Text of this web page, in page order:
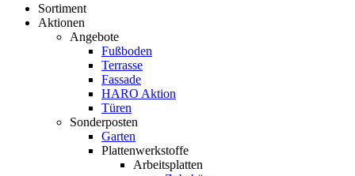
Sortiment
Aktionen
Angebote
Fußboden
Terrasse
Fassade
HARO Aktion
Türen
Sonderposten
Garten
Plattenwerkstoffe
Arbeitsplatten